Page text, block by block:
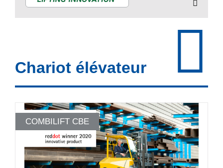
Chariot élévateur
COMBILIFT CBE